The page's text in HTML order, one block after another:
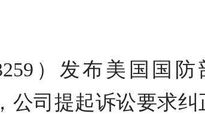
）发布美国国
公司提起诉讼要求